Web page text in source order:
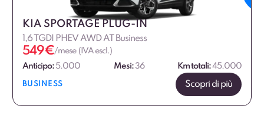
KIA SPORTAGE PLUG-IN
1,6 TGDI PHEV AWD AT Business
549€/mese (IVA escl.)
Anticipo:5.000 Mesi:36 Km totali:45.000
BUSINESS Scopri di più